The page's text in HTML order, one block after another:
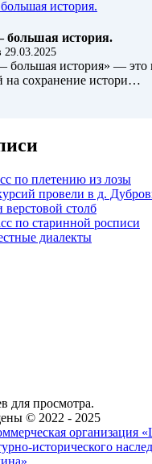
большая история.
29.03.2025
большая история» — это
на сохранение истори…
по плетению из лозы
провели в д.
верстовой столб
по старинной росписи
диалекты
для просмотра.
© 2022 - 2025
организация
исторического